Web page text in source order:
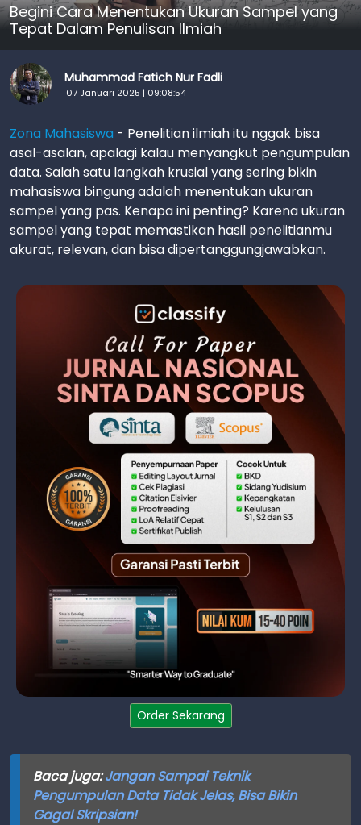
Begini Cara Menentukan Ukuran Sampel yang
Tepat Dalam Penulisan Ilmiah
Muhammad Fatich Nur Fadli
07 Januari 2025 | 09:08:54
Zona Mahasiswa - Penelitian ilmiah itu nggak bisa
asal-asalan, apalagi kalau menyangkut pengumpulan
data. Salah satu langkah krusial yang sering bikin
mahasiswa bingung adalah menentukan ukuran
sampel yang pas. Kenapa ini penting? Karena ukuran
sampel yang tepat memastikan hasil penelitianmu
akurat, relevan, dan bisa dipertanggungjawabkan.
Order Sekarang
Baca juga:Jangan Sampai Teknik
Pengumpulan Data Tidak Jelas, Bisa Bikin
Gagal Skripsian!